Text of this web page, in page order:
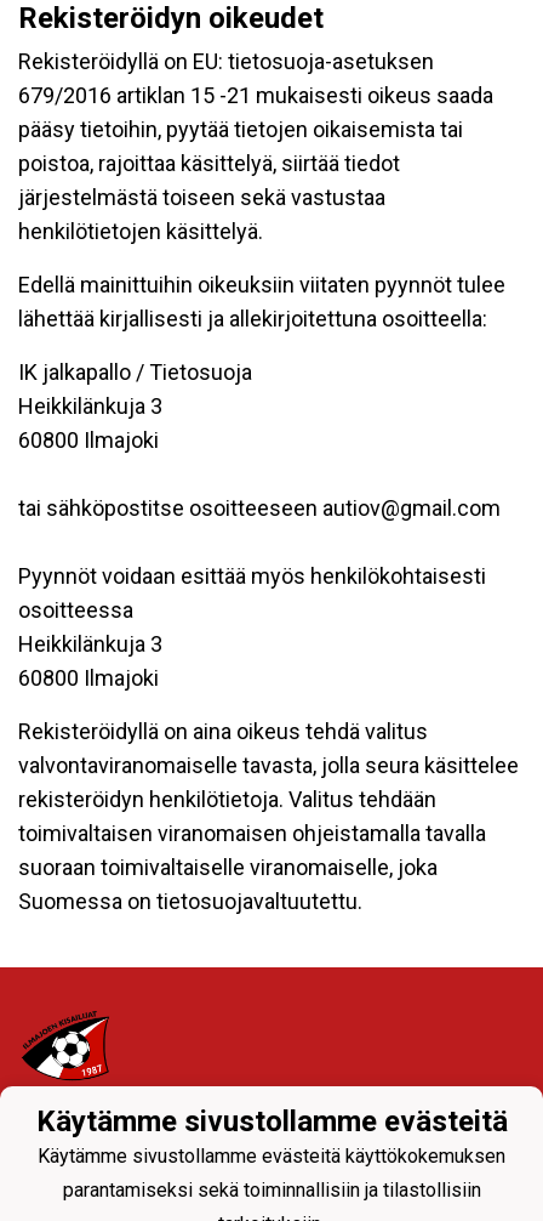
Rekisteröidyn oikeudet
Rekisteröidyllä on EU: tietosuoja-asetuksen
679/2016 artiklan 15 -21 mukaisesti oikeus saada
pääsy tietoihin, pyytää tietojen oikaisemista tai
poistoa, rajoittaa käsittelyä, siirtää tiedot
järjestelmästä toiseen sekä vastustaa
henkilötietojen käsittelyä.
Edellä mainittuihin oikeuksiin viitaten pyynnöt tulee
lähettää kirjallisesti ja allekirjoitettuna osoitteella:
IK jalkapallo / Tietosuoja
Heikkilänkuja 3
60800 Ilmajoki
tai sähköpostitse osoitteeseen autiov@gmail.com
Pyynnöt voidaan esittää myös henkilökohtaisesti
osoitteessa
Heikkilänkuja 3
60800 Ilmajoki
Rekisteröidyllä on aina oikeus tehdä valitus
valvontaviranomaiselle tavasta, jolla seura käsittelee
rekisteröidyn henkilötietoja. Valitus tehdään
toimivaltaisen viranomaisen ohjeistamalla tavalla
suoraan toimivaltaiselle viranomaiselle, joka
Suomessa on tietosuojavaltuutettu.
Tietosuojaseloste
Ylävalikon seuranavigoinnista joukkueiden sivuille
Käytämme sivustollamme evästeitä
Käytämme sivustollamme evästeitä käyttökokemuksen
parantamiseksi sekä toiminnallisiin ja tilastollisiin